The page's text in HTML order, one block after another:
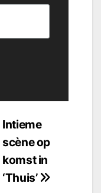
Intieme
scène op
komst in
‘Thuis’